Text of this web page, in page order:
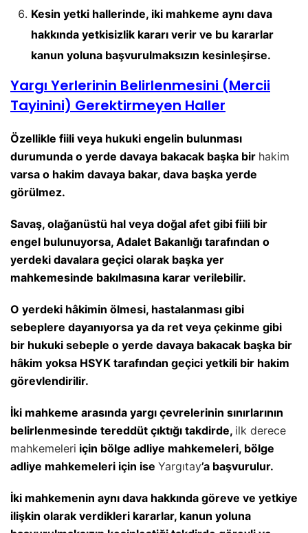
Kesin yetki hallerinde, iki mahkeme aynı dava
hakkında yetkisizlik kararı verir ve bu kararlar
kanun yoluna başvurulmaksızın kesinleşirse.
Yargı Yerlerinin Belirlenmesini (Mercii
Tayinini) Gerektirmeyen Haller
Özellikle fiili veya hukuki engelin bulunması
durumunda o yerde davaya bakacak başka bir hakim
varsa o hakim davaya bakar, dava başka yerde
görülmez.
Savaş, olağanüstü hal veya doğal afet gibi fiili bir
engel bulunuyorsa, Adalet Bakanlığı tarafından o
yerdeki davalara geçici olarak başka yer
mahkemesinde bakılmasına karar verilebilir.
O yerdeki hâkimin ölmesi, hastalanması gibi
sebeplere dayanıyorsa ya da ret veya çekinme gibi
bir hukuki sebeple o yerde davaya bakacak başka bir
hâkim yoksa HSYK tarafından geçici yetkili bir hakim
görevlendirilir.
İki mahkeme arasında yargı çevrelerinin sınırlarının
belirlenmesinde tereddüt çıktığı takdirde, ilk derece
mahkemeleri için bölge adliye mahkemeleri, bölge
adliye mahkemeleri için ise Yargıtay’a başvurulur.
İki mahkemenin aynı dava hakkında göreve ve yetkiye
ilişkin olarak verdikleri kararlar, kanun yoluna